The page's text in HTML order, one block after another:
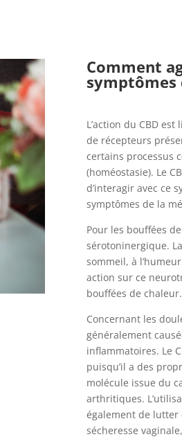
Comment
symptômes
L’action du CBD
de récepteurs
certains processus
(homéostasie). Le
d’interagir avec ce
symptômes de la
Pour les bouffées
sérotoninergique.
sommeil, à
action sur ce
bouffées de chaleur.
Concernant les
généralement
inflammatoires. Le
puisqu’il a des
molécule issue du
arthritiques.
également de
sécheresse